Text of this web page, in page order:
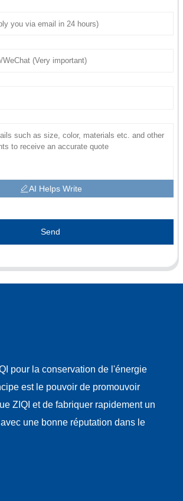
AI Helps Write
Send
pour la conservation de l'énergie
est le pouvoir de promouvoir
ZIQI et de fabriquer rapidement un
une bonne réputation dans le